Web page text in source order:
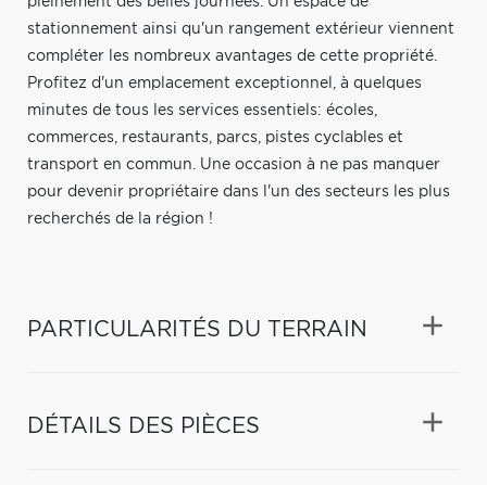
stationnement ainsi qu'un rangement extérieur viennent
compléter les nombreux avantages de cette propriété.
Profitez d'un emplacement exceptionnel, à quelques
minutes de tous les services essentiels: écoles,
commerces, restaurants, parcs, pistes cyclables et
transport en commun. Une occasion à ne pas manquer
pour devenir propriétaire dans l'un des secteurs les plus
recherchés de la région !
PARTICULARITÉS DU TERRAIN
DÉTAILS DES PIÈCES